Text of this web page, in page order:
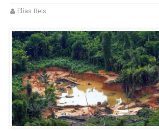
Elias Reis